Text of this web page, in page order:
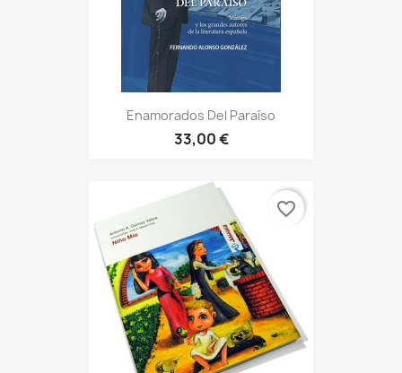
Enamorados Del Paraíso
33,00 €
favorite_border